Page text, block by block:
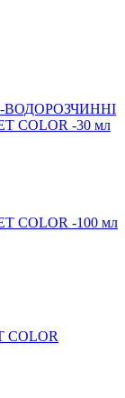
-ВОДОРОЗЧИННІ
COLOR -30 мл
COLOR -100 мл
COLOR